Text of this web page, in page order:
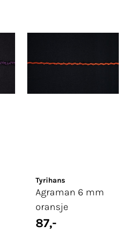
Tyrihans
Agraman 6 mm
oransje
87,-